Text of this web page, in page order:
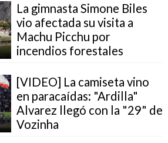
La gimnasta Simone Biles
vio afectada su visita a
Machu Picchu por
incendios forestales
[VIDEO] La camiseta vino
en paracaídas: "Ardilla"
Alvarez llegó con la "29" de
Vozinha